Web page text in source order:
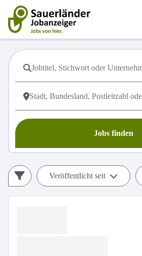
Jobs finden
Veröffentlicht seit